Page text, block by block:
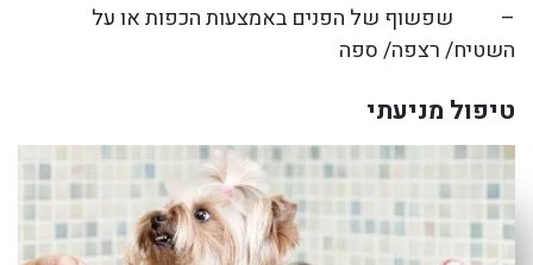
–
שפשוף של הפנים באמצעות הכפות או על
השטיח/ רצפה/ ספה
טיפול מניעתי